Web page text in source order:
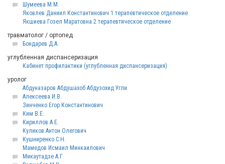
Шумеева М.М.
Яковлев Даниил Константинович 1 терапевтическое отделение
Якшиева Гозел Маратовна 2 терапевтическое отделение
травматолог / ортопед
Бондарев Д.А.
углубленная диспансеризация
Кабинет профилактики (углубленная диспансеризация)
уролог
Абдуназаров Абдушахоб Абдузохид Угли
Алексеева И.В.
Зинченко Егор Константинович
Ким В.Е.
Кириллов А.Е.
Куликов Антон Олегович
Кушниренко С.Н.
Мамедов Исмаил Минкаилович
Микаутадзе А.Г.